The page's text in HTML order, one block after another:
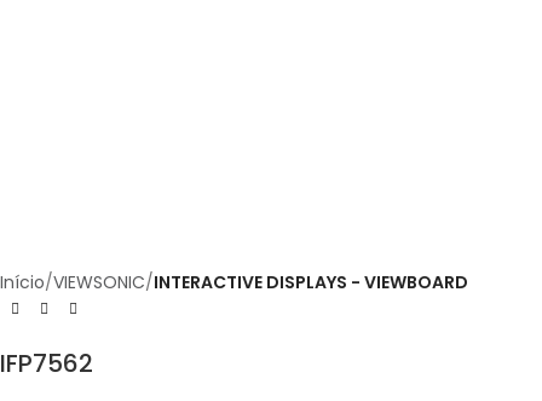
Início VIEWSONIC INTERACTIVE DISPLAYS - VIEWBOARD
IFP7562